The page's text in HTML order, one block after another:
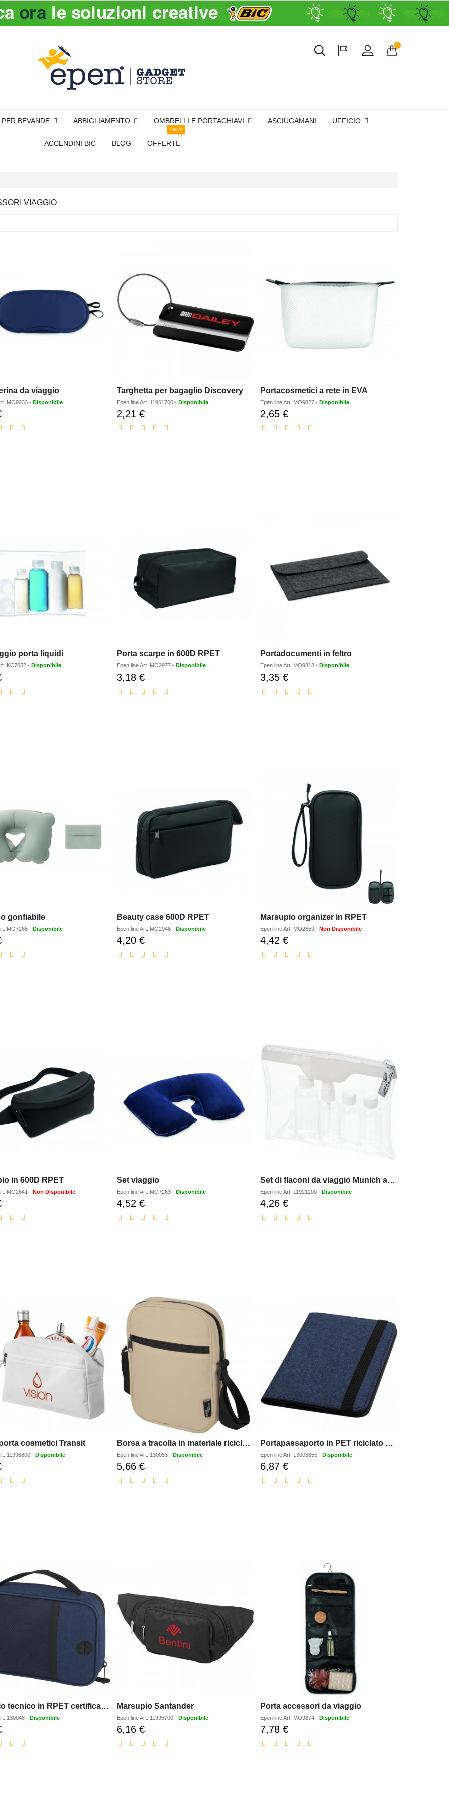
0
BEVANDE ABBIGLIAMENTO OMBRELLI E PORTACHIAVI ASCIUGAMANI UFFICIO
ACCENDINI BIC BLOG OFFERTE
NEW
VIAGGIO
da viaggio
MO9233- Disponibile
Prezzo
scontato
Targhetta per bagaglio Discovery
Epen lineArt. 11961700- Disponibile
2,21 €Prezzo
scontato
Portacosmetici a rete in EVA
Epen lineArt. MO9827 - Disponibile
2,65 €Prezzo
scontato
porta liquidi
KC7052- Disponibile
Prezzo
scontato
Porta scarpe in 600D RPET
Epen lineArt. MO2977- Disponibile
3,18 €Prezzo
scontato
Portadocumenti in feltro
Epen lineArt. MO9818 - Disponibile
3,35 €Prezzo
scontato
gonfiabile
MO7265- Disponibile
Prezzo
scontato
Beauty case 600D RPET
Epen lineArt. MO2948- Disponibile
4,20 €Prezzo
scontato
Marsupio organizer in RPET
Epen lineArt. MO2859 - Non Disponibile
4,42 €Prezzo
scontato
in 600D RPET
MO2641- Non Disponibile
Prezzo
scontato
Set viaggio
Epen lineArt. MO7263- Disponibile
4,52 €Prezzo
scontato
Set di flaconi da viaggio Munich approvato dalle compagnie aeree
Epen lineArt. 11921200 - Disponibile
4,26 €Prezzo
scontato
cosmetici Transit
11996800- Disponibile
Prezzo
scontato
Borsa a tracolla in materiale riciclato certificato GRS Byron 2l
Epen lineArt. 130053- Disponibile
5,66 €Prezzo
scontato
Portapassaporto in PET riciclato certificato GRS con protezione RFID Ross
Epen lineArt. 13005855 - Disponibile
6,87 €Prezzo
scontato
Borsello tecnico in RPET certificato GRS Ross - 1L
130048- Disponibile
Prezzo
scontato
Marsupio Santander
Epen lineArt. 11996700- Disponibile
6,16 €Prezzo
scontato
Porta accessori da viaggio
Epen lineArt. MO9874 - Disponibile
7,78 €Prezzo
scontato